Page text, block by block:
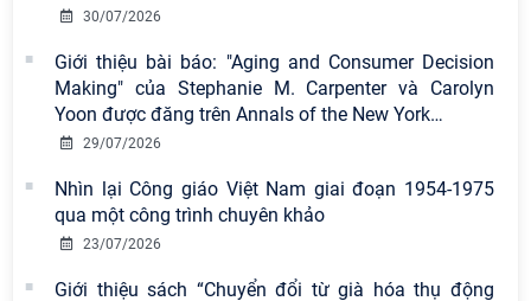
30/07/2026
Giới thiệu bài báo: "Aging and Consumer Decision
Making" của Stephanie M. Carpenter và Carolyn
Yoon được đăng trên Annals of the New York…
29/07/2026
Nhìn lại Công giáo Việt Nam giai đoạn 1954-1975
qua một công trình chuyên khảo
23/07/2026
Giới thiệu sách “Chuyển đổi từ già hóa thụ động